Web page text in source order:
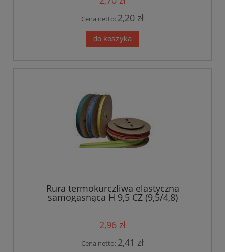
Cena netto: 2,20 zł
do koszyka
Rura termokurczliwa elastyczna
samogasnąca H 9,5 CZ (9,5/4,8)
2,96 zł
Cena netto: 2,41 zł